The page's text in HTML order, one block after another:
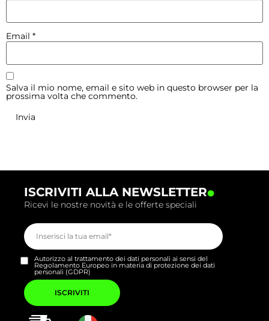
Email *
Salva il mio nome, email e sito web in questo browser per la
prossima volta che commento.
ISCRIVITI ALLA NEWSLETTER.
Ricevi le nostre novità e le offerte speciali
Autorizzo al trattamento dei dati personali ai sensi del
Regolamento Europeo in materia di protezione dei dati
personali (GDPR)
Si
prega
di
lasciare
vuoto